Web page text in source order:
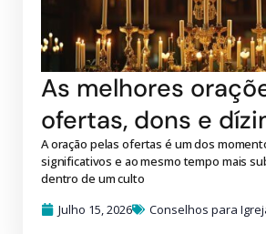
As melhores
ofertas, dons e
A oração pelas ofertas é um dos
significativos e ao mesmo tempo mais
dentro de um culto
Julho 15, 2026
Conselhos para